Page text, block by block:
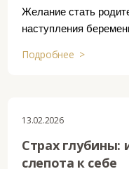
Желание стать
наступления
Подробнее >
13.02.2026
Страх глубины:
слепота к себе